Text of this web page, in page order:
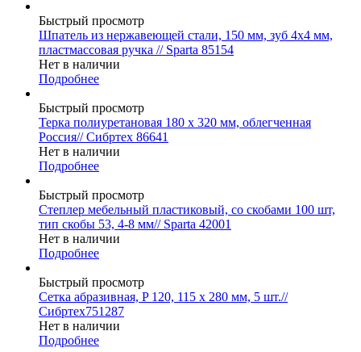
Быстрый просмотр
Шпатель из нержавеющей стали, 150 мм, зуб 4х4 мм,
пластмассовая ручка // Sparta 85154
Нет в наличии
Подробнее
Быстрый просмотр
Терка полиуретановая 180 х 320 мм, облегченная
Россия// Сибртех 86641
Нет в наличии
Подробнее
Быстрый просмотр
Степлер мебельный пластиковый, со скобами 100 шт,
тип скобы 53, 4-8 мм// Sparta 42001
Нет в наличии
Подробнее
Быстрый просмотр
Сетка абразивная, P 120, 115 х 280 мм, 5 шт.//
Сибртех751287
Нет в наличии
Подробнее